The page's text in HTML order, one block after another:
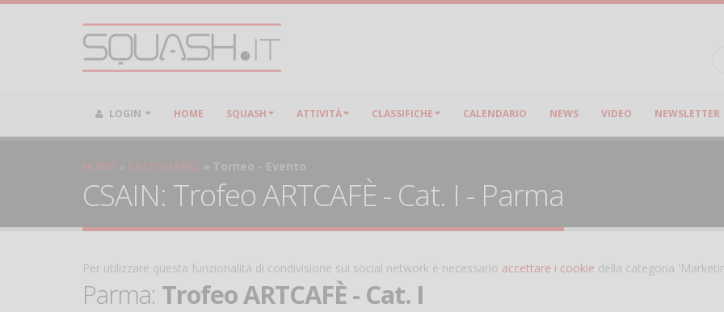
LOGIN HOME SQUASH ATTIVITÀ CLASSIFICHE CALENDARIO NEWS VIDEO NEWSLETTER
HOME CALENDARIO Torneo - Evento
CSAIN: Trofeo ARTCAFÈ - Cat. I - Parma
Per utilizzare questa funzionalità di condivisione sui social network è necessario accettare i cookie della categoria
Parma: Trofeo ARTCAFÈ - Cat. I